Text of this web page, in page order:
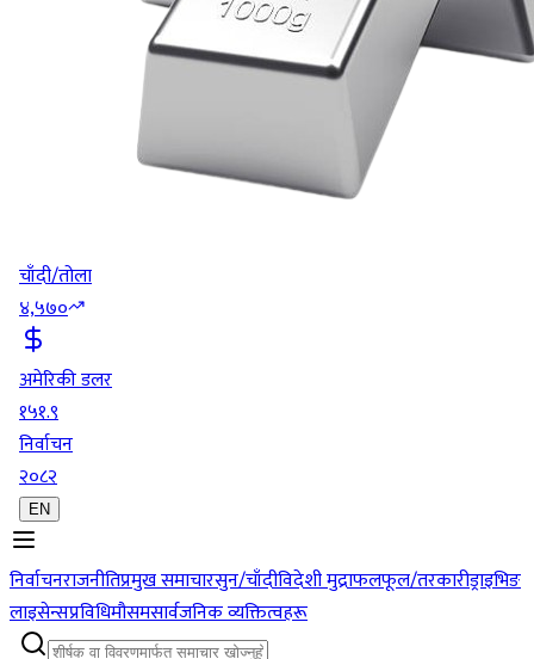
चाँदी/तोला
४,५७०
अमेरिकी डलर
१५१.९
निर्वाचन
२०८२
EN
निर्वाचनराजनीतिप्रमुख समाचारसुन/चाँदीविदेशी मुद्राफलफूल/तरकारीड्राइभिङ
लाइसेन्सप्रविधिमौसमसार्वजनिक व्यक्तित्वहरू